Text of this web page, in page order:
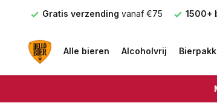
Gratis verzending vanaf €75 1500+
Alle bieren Alcoholvrij